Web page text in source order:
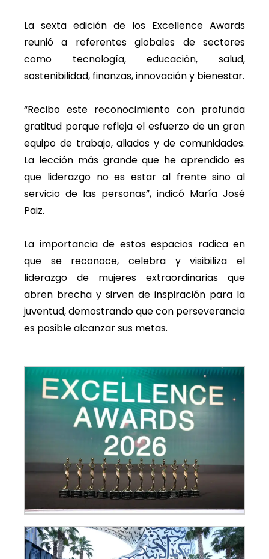
La sexta edición de los Excellence Awards
reunió a referentes globales de sectores
como tecnología, educación, salud,
sostenibilidad, finanzas, innovación y bienestar.
“Recibo este reconocimiento con profunda
gratitud porque refleja el esfuerzo de un gran
equipo de trabajo, aliados y de comunidades.
La lección más grande que he aprendido es
que liderazgo no es estar al frente sino al
servicio de las personas”, indicó María José
Paiz.
La importancia de estos espacios radica en
que se reconoce, celebra y visibiliza el
liderazgo de mujeres extraordinarias que
abren brecha y sirven de inspiración para la
juventud, demostrando que con perseverancia
es posible alcanzar sus metas.